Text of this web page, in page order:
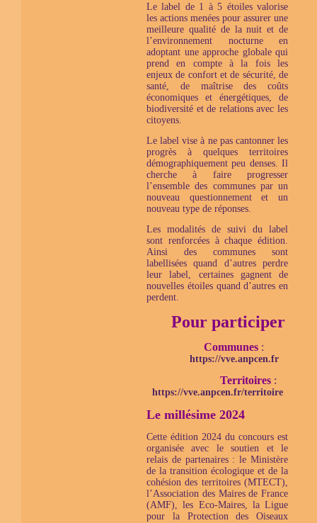
Le label de 1 à 5 étoiles valorise
les actions menées pour assurer une
meilleure qualité de la nuit et de
l’environnement nocturne en
adoptant une approche globale qui
prend en compte à la fois les
enjeux de confort et de sécurité, de
santé, de maîtrise des coûts
économiques et énergétiques, de
biodiversité et de relations avec les
citoyens.
Le label vise à ne pas cantonner les
progrès à quelques territoires
démographiquement peu denses. Il
cherche à faire progresser
l’ensemble des communes par un
nouveau questionnement et un
nouveau type de réponses.
Les modalités de suivi du label
sont renforcées à chaque édition.
Ainsi des communes sont
labellisées quand d’autres perdre
leur label, certaines gagnent de
nouvelles étoiles quand d’autres en
perdent.
Pour participer
Communes :
https://vve.anpcen.fr
Territoires :
https://vve.anpcen.fr/territoire
Le millésime 2024
Cette édition 2024 du concours est
organisée avec le soutien et le
relais de partenaires : le Ministère
de la transition écologique et de la
cohésion des territoires (MTECT),
l’Association des Maires de France
(AMF), les Eco-Maires, la Ligue
pour la Protection des Oiseaux